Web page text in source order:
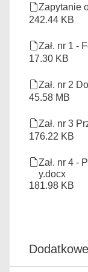
Zapytanie
242.44 KB
Zał. nr 1 -
17.30 KB
Zał. nr 2
45.58 MB
Zał. nr 3
176.22 KB
Zał. nr 4 -
y.docx
181.98 KB